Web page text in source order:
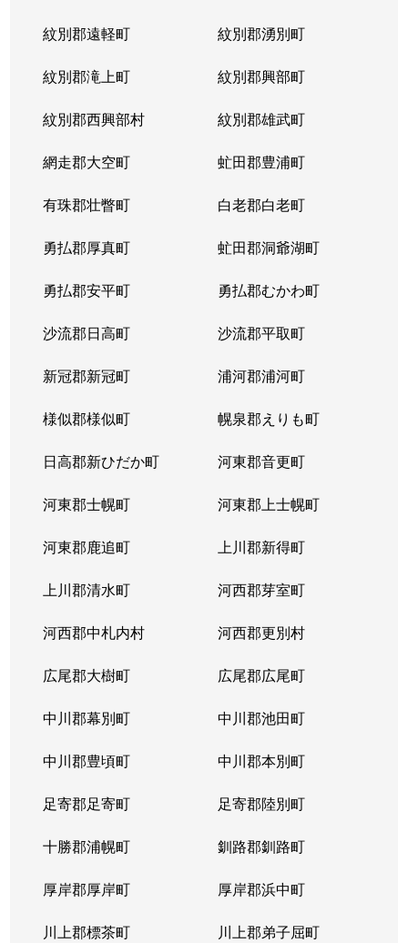
紋別郡遠軽町 紋別郡湧別町
紋別郡滝上町 紋別郡興部町
紋別郡西興部村 紋別郡雄武町
網走郡大空町 虻田郡豊浦町
有珠郡壮瞥町 白老郡白老町
勇払郡厚真町 虻田郡洞爺湖町
勇払郡安平町 勇払郡むかわ町
沙流郡日高町 沙流郡平取町
新冠郡新冠町 浦河郡浦河町
様似郡様似町 幌泉郡えりも町
日高郡新ひだか町 河東郡音更町
河東郡士幌町 河東郡上士幌町
河東郡鹿追町 上川郡新得町
上川郡清水町 河西郡芽室町
河西郡中札内村 河西郡更別村
広尾郡大樹町 広尾郡広尾町
中川郡幕別町 中川郡池田町
中川郡豊頃町 中川郡本別町
足寄郡足寄町 足寄郡陸別町
十勝郡浦幌町 釧路郡釧路町
厚岸郡厚岸町 厚岸郡浜中町
川上郡標茶町 川上郡弟子屈町